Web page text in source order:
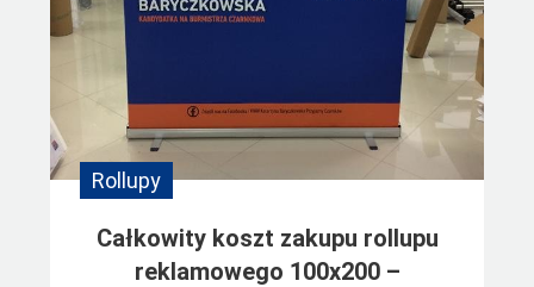
Rollupy
Całkowity koszt zakupu rollupu
reklamowego 100x200 –